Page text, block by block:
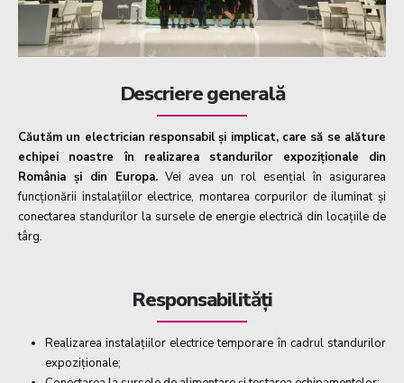
Descriere generală
Căutăm un electrician responsabil și implicat, care să se alăture
echipei noastre în realizarea standurilor expoziționale din
România și din Europa. Vei avea un rol esențial în asigurarea
funcționării instalațiilor electrice, montarea corpurilor de iluminat și
conectarea standurilor la sursele de energie electrică din locațiile de
târg.
Responsabilități
Realizarea instalațiilor electrice temporare în cadrul standurilor
expoziționale;